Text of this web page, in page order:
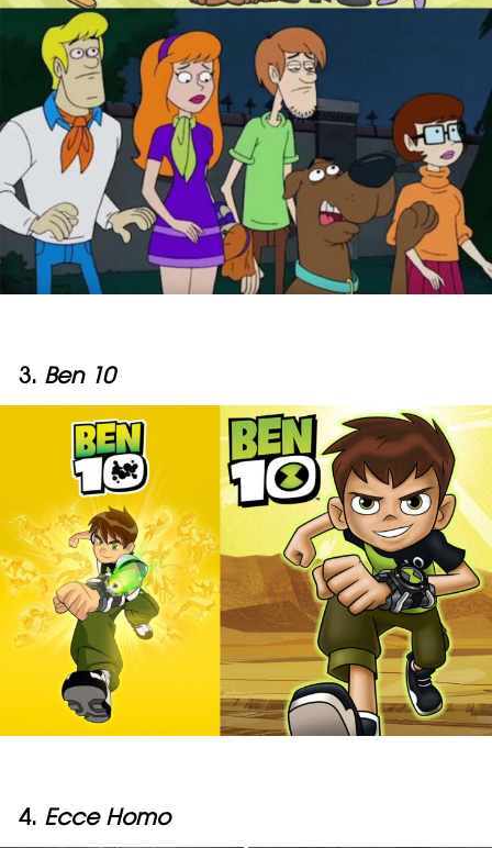
3. Ben 10
4. Ecce Homo